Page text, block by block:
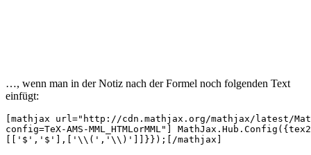
…, wenn man in der Notiz nach der Formel noch folgenden Text
einfügt:
[mathjax url="http://cdn.mathjax.org/mathjax/latest/
config=TeX-AMS-MML_HTMLorMML"]
[['$','$'],['\\(','\\)']]}});[/mathjax]